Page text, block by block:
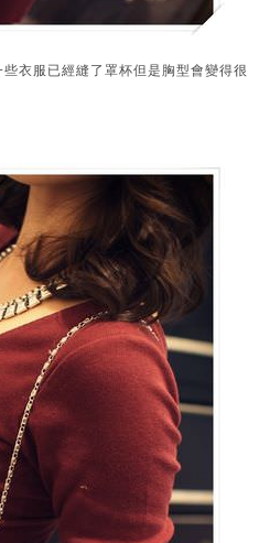
衣服已經縫了罩杯但是胸型會變得很